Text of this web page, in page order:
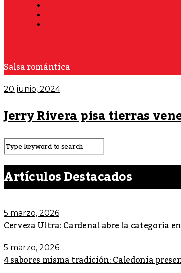
Salsa romántica
20 junio, 2024
Jerry Rivera pisa tierras
Artículos Destacados
5 marzo, 2026
Cerveza Ultra: Cardenal abre la categoría
5 marzo, 2026
4 sabores misma tradición: Caledonia